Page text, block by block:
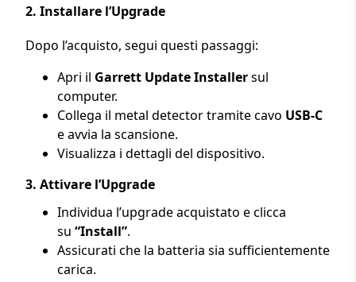
2. Installare l’Upgrade
Dopo l’acquisto, segui questi passaggi:
Apri il Garrett Update Installersul
computer.
Collega il metal detector tramite cavo USB-C
e avvia la scansione.
Visualizza i dettagli del dispositivo.
3. Attivare l’Upgrade
Individua l’upgrade acquistato e clicca
su “Install”.
Assicurati che la batteria sia sufficientemente
carica.